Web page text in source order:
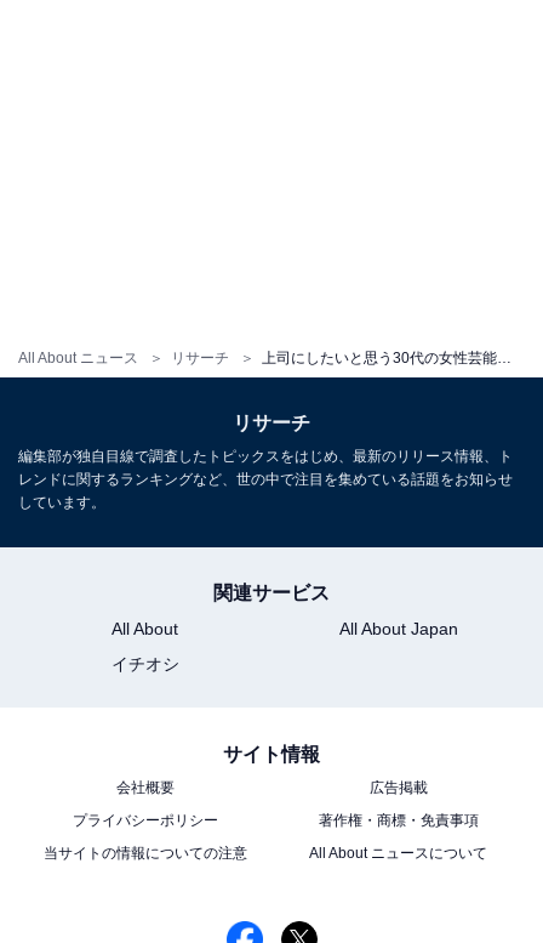
All About ニュース リサーチ
グ！ 2位「小池栄子」を抑えて1位に輝いたの
リサーチ
編集部が独自目線で調査したトピックスをはじめ、最新のリリース情報、ト
レンドに関するランキングなど、世の中で注目を集めている話題をお知らせ
しています。
関連サービス
All About
All About Japan
イチオシ
サイト情報
会社概要
広告掲載
プライバシーポリシー
著作権・商標・免責事項
当サイトの情報についての注意
All About ニュースについて